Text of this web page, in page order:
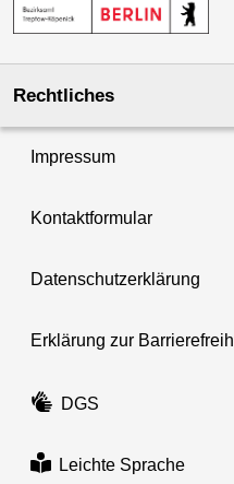
Rechtliches
Impressum
Kontaktformular
Datenschutzerklärung
Erklärung zur
DGS
Leichte Sprache